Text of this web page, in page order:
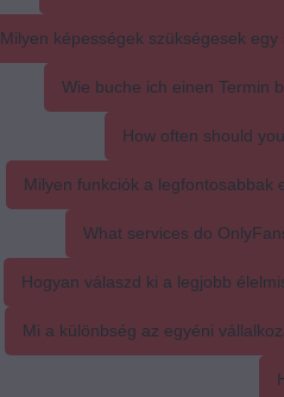
Milyen képességek szükségesek
Wie buche ich einen Termin
How often should
Milyen funkciók a legfontosabbak
What services do
Hogyan válaszd ki a legjobb
Mi a különbség az egyéni